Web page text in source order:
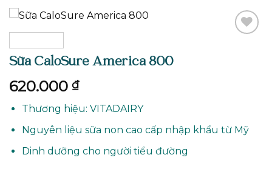
Sữa CaloSure America 800
620.000 ₫
Thương hiệu: VITADAIRY
Nguyên liệu sữa non cao cấp nhập khẩu từ Mỹ
Dinh dưỡng cho người tiểu đường